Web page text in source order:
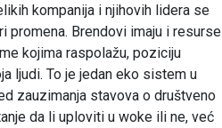
kompanija i njihovih lidera se
promena. Brendovi imaju i resurse
kojima raspolažu, poziciju
ljudi. To je jedan eko sistem u
zauzimanja stavova o društveno
da li uploviti u woke ili ne, već